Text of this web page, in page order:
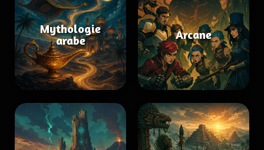
Mythologie
arabe
Arcane